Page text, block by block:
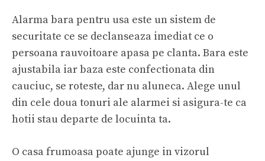
Alarma bara pentru usa este un sistem de
securitate ce se declanseaza imediat ce o
persoana rauvoitoare apasa pe clanta. Bara este
ajustabila iar baza este confectionata din
cauciuc, se roteste, dar nu aluneca. Alege unul
din cele doua tonuri ale alarmei si asigura-te ca
hotii stau departe de locuinta ta.
O casa frumoasa poate ajunge in vizorul